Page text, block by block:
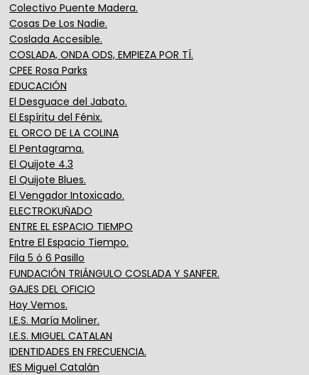
Colectivo Puente Madera.
Cosas De Los Nadie.
Coslada Accesible.
COSLADA, ONDA ODS, EMPIEZA POR TÍ.
CPEE Rosa Parks
EDUCACIÓN
El Desguace del Jabato.
El Espíritu del Fénix.
EL ORCO DE LA COLINA
El Pentagrama.
El Quijote 4.3
El Quijote Blues.
El Vengador Intoxicado.
ELECTROKUÑADO
ENTRE EL ESPACIO TIEMPO
Entre El Espacio Tiempo.
Fila 5 ó 6 Pasillo
FUNDACIÓN TRIÁNGULO COSLADA Y SANFER.
GAJES DEL OFICIO
Hoy Vemos.
I.E.S. María Moliner.
I.E.S. MIGUEL CATALAN
IDENTIDADES EN FRECUENCIA.
IES Miguel Catalán